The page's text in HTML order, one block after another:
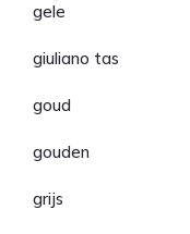
gele
giuliano tas
goud
gouden
grijs